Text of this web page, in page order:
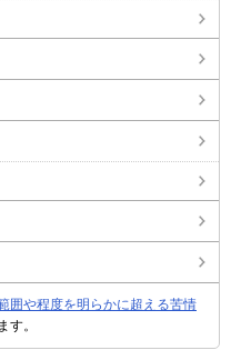
囲や程度を明らかに超える苦情
す。